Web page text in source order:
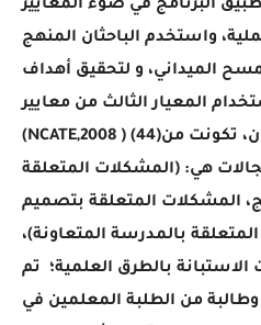
البرنامج في ضوء المعايير
واستخدم الباحثان المنهج
الميداني، و لتحقيق أهداف
المعيار الثالث من معايير
(NCATE,2008 ) واستبانة أعدها الباحثان، تكونت من(44)
هي: (المشكلات المتعلقة
المشكلات المتعلقة بتصميم
بالمدرسة المتعاونة)،
بالطرق العلمية؛ تم
طالباً وطالبة من الطلبة المعلمين في